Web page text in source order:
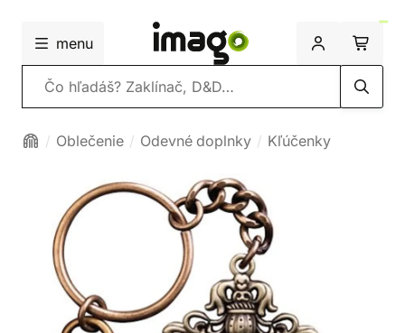
menu
Vyhľadávanie
Oblečenie Odevné doplnky Kľúčenky